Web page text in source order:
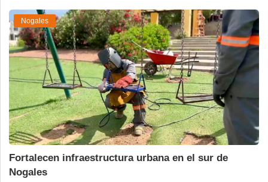
Nogales
Fortalecen infraestructura urbana en el sur de
Nogales